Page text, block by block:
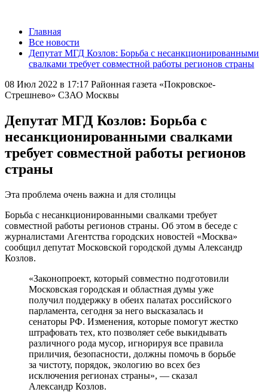
Главная
Все новости
Депутат МГД Козлов: Борьба с несанкционированными
свалками требует совместной работы регионов страны
08 Июл 2022 в 17:17 Районная газета «Покровское-
Стрешнево» СЗАО Москвы
Депутат МГД Козлов: Борьба с
несанкционированными свалками
требует совместной работы регионов
страны
Эта проблема очень важна и для столицы
Борьба с несанкционированными свалками требует
совместной работы регионов страны. Об этом в беседе с
журналистами Агентства городских новостей «Москва»
сообщил депутат Московской городской думы Александр
Козлов.
«Законопроект, который совместно подготовили
Московская городская и областная думы уже
получил поддержку в обеих палатах российского
парламента, сегодня за него высказалась и
сенаторы РФ. Изменения, которые помогут жестко
штрафовать тех, кто позволяет себе выкидывать
различного рода мусор, игнорируя все правила
приличия, безопасности, должны помочь в борьбе
за чистоту, порядок, экологию во всех без
исключения регионах страны», — сказал
Александр Козлов.